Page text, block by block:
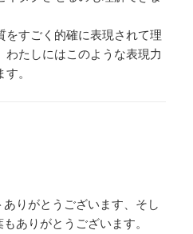
をすごく的確に表現されて理
たしにはこのような表現力
。
りがとうございます、そし
ありがとうございます。